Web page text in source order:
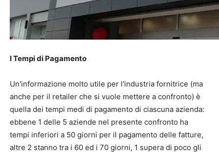
I Tempi di Pagamento
Un'informazione molto utile per l'industria fornitrice (ma
anche per il retailer che si vuole mettere a confronto) è
quella dei tempi medi di pagamento di ciascuna azienda:
ebbene 1 delle 5 aziende nel presente confronto ha
tempi inferiori a 50 giorni per il pagamento delle fatture,
altre 2 stanno tra i 60 ed i 70 giorni, 1 supera di poco gli